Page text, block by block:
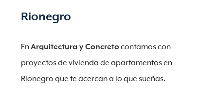
Rionegro
EnArquitectura y Concretocontamos con
proyectos de vivienda de apartamentos en
Rionegro que te acercan a lo que sueñas.